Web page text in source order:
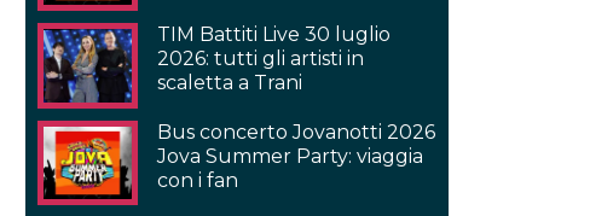
TIM Battiti Live 30 luglio
2026: tutti gli artisti in
scaletta a Trani
Bus concerto Jovanotti 2026
Jova Summer Party: viaggia
con i fan